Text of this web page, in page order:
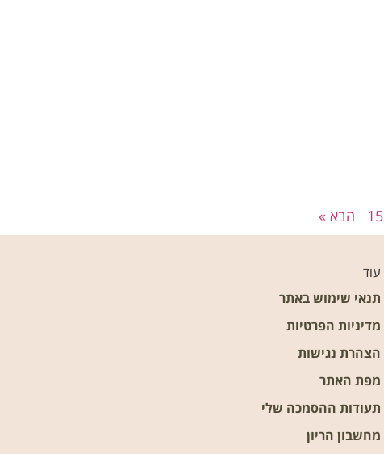
15 הבא »
עוד
תנאי שימוש באתר
מדיניות הפרטיות
הצהרת נגישות
מפת האתר
תעודות ההסמכה שלי
מחשבון הריון